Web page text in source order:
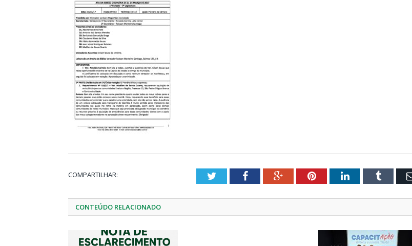
COMPARTILHAR: TwitterFacebookGoogle+PinterestLinkedInTumblr
CONTEÚDO RELACIONADO